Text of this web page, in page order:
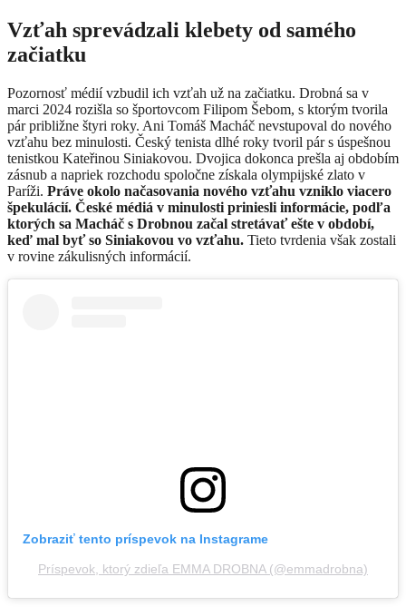
Vzťah sprevádzali klebety od samého
začiatku
Pozornosť médií vzbudil ich vzťah už na začiatku. Drobná sa v
marci 2024 rozišla so športovcom Filipom Šebom, s ktorým tvorila
pár približne štyri roky. Ani Tomáš Macháč nevstupoval do nového
vzťahu bez minulosti. Český tenista dlhé roky tvoril pár s úspešnou
tenistkou Kateřinou Siniakovou. Dvojica dokonca prešla aj obdobím
zásnub a napriek rozchodu spoločne získala olympijské zlato v
Paríži. Práve okolo načasovania nového vzťahu vzniklo viacero
špekulácií. České médiá v minulosti priniesli informácie, podľa
ktorých sa Macháč s Drobnou začal stretávať ešte v období,
keď mal byť so Siniakovou vo vzťahu. Tieto tvrdenia však zostali
v rovine zákulisných informácií.
Zobraziť tento príspevok na Instagrame
Príspevok, ktorý zdieľa EMMA DROBNA (@emmadrobna)